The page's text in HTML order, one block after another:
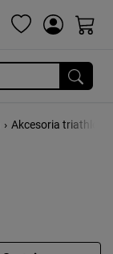
› Akcesoria